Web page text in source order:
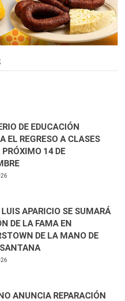
DE EDUCACIÓN
EL REGRESO A CLASES
PRÓXIMO 14 DE
APARICIO SE SUMARÁ
DE LA FAMA EN
DE LA MANO DE
ANUNCIA REPARACIÓN